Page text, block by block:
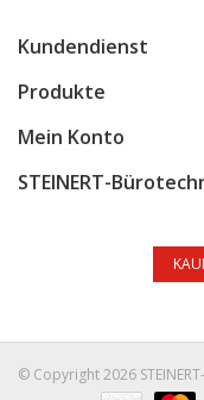
Kundendienst
Produkte
Mein Konto
STEINERT-
© Copyright 2026